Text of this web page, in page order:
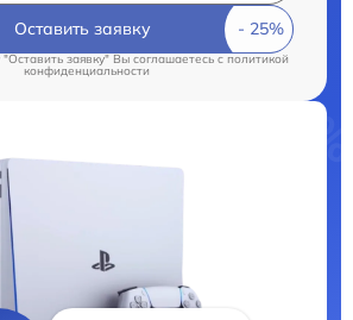
Оставить заявку
заявку" Вы соглашаетесь cполитикой
конфиденциальности